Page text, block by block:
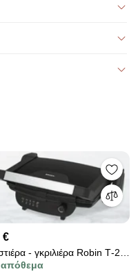
€
- γκριλιέρα Robin Τ-25-
με αποσπώμενες
απόθεμα